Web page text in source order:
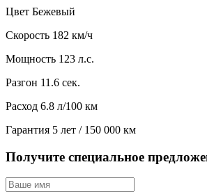
Цвет Бежевый
Скорость 182 км/ч
Мощность 123 л.с.
Разгон 11.6 сек.
Расход 6.8 л/100 км
Гарантия 5 лет / 150 000 км
Получите специальное